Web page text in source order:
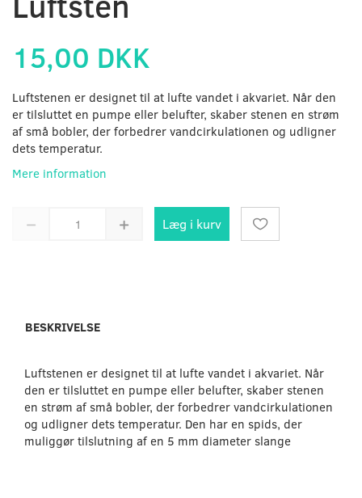
15,00 DKK
Luftstenen er designet til at lufte vandet i akvariet. Når den
er tilsluttet en pumpe eller belufter, skaber stenen en strøm
af små bobler, der forbedrer vandcirkulationen og udligner
dets temperatur.
Mere information
Læg i kurv
BESKRIVELSE
Luftstenen er designet til at lufte vandet i akvariet. Når
den er tilsluttet en pumpe eller belufter, skaber stenen
en strøm af små bobler, der forbedrer vandcirkulationen
og udligner dets temperatur. Den har en spids, der
muliggør tilslutning af en 5 mm diameter slange